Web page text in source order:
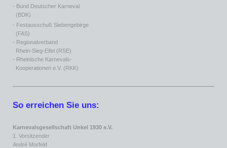
- Bund Deutscher Karneval
(BDK)
- Festausschuß Siebengebirge
(FAS)
- Regionalverband
Rhein-Sieg-Eifel (RSE)
- Rheinische Karnevals-
Kooperationen e.V. (RKK)
So erreichen Sie uns:
Karnevalsgesellschaft Unkel 1930 e.V.
1. Vorsitzender
André Morfeld